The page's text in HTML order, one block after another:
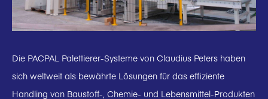
Die PACPAL Palettierer-Systeme von Claudius Peters haben
sich weltweit als bewährte Lösungen für das effiziente
Handling von Baustoff-, Chemie- und Lebensmittel-Produkten